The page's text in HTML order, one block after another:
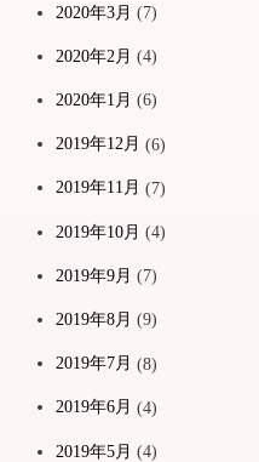
2020年3月 (7)
2020年2月 (4)
2020年1月 (6)
2019年12月 (6)
2019年11月 (7)
2019年10月 (4)
2019年9月 (7)
2019年8月 (9)
2019年7月 (8)
2019年6月 (4)
2019年5月 (4)